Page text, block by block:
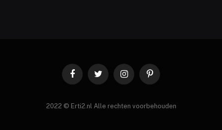
FacebookTwitter InstagramPinterest
2022 © Erti2.nl Alle rechten voorbehouden